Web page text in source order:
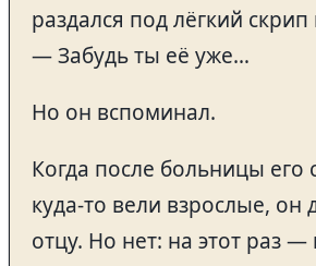
раздался под лёгкий скрип
— Забудь ты её уже…
Но он вспоминал.
Когда после больницы его
куда-то вели взрослые, он
отцу. Но нет: на этот раз —